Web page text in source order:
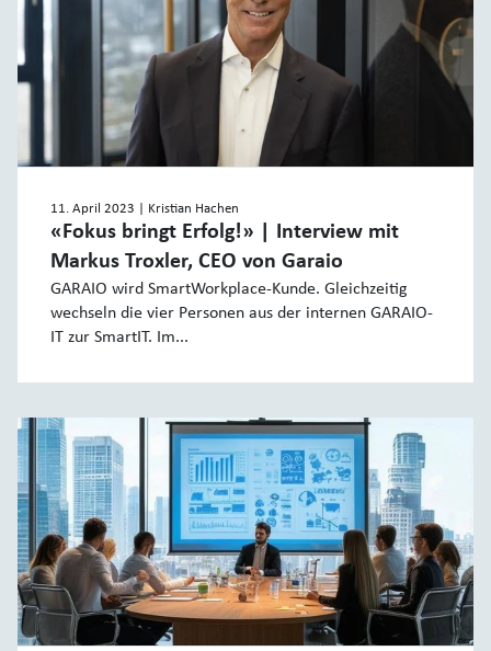
11. April 2023 | Kristian Hachen
«Fokus bringt Erfolg!» | Interview mit
Markus Troxler, CEO von Garaio
GARAIO wird SmartWorkplace-Kunde. Gleichzeitig
wechseln die vier Personen aus der internen GARAIO-
IT zur SmartIT. Im...